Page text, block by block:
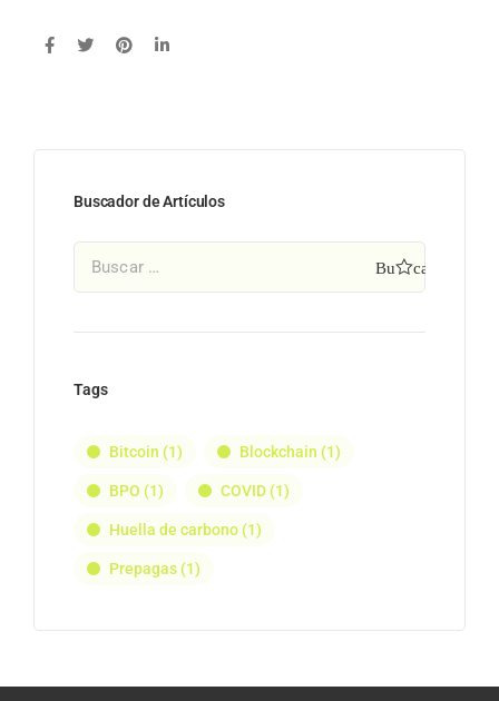
Buscador de Artículos
Tags
Bitcoin (1) Blockchain (1)
BPO (1) COVID (1)
Huella de carbono (1)
Prepagas (1)